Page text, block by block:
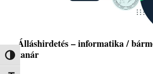
Nagy kontraszt váltása
Álláshirdetés – informatika /
tanár